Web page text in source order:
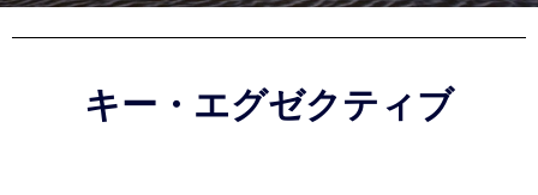
キー・エグゼクティブ